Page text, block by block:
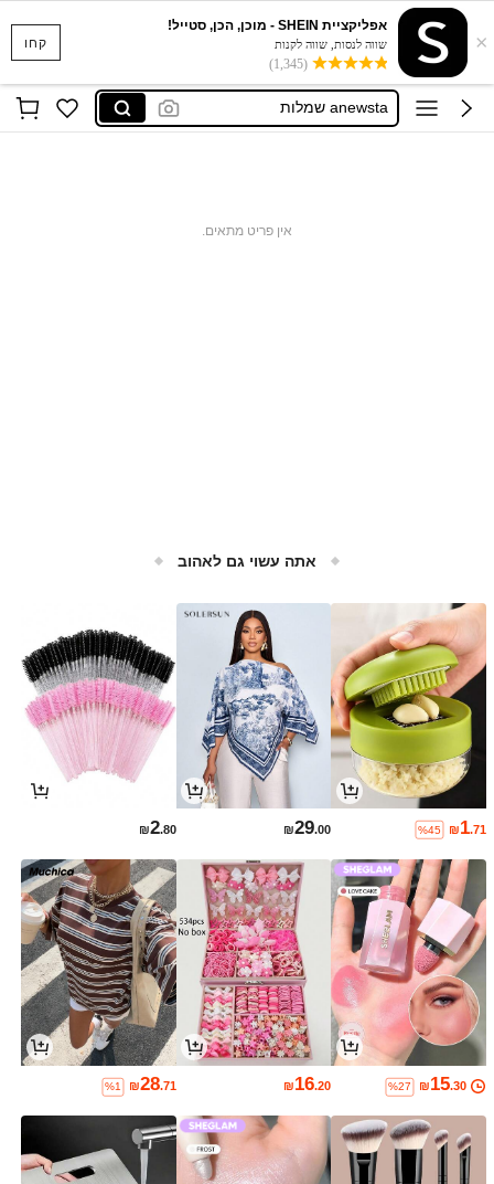
קחו ×
אפליקציית SHEIN - מוכן, הכן, סטייל!
שווה לנסות, שווה לקנות
(1,345)
חולצות נשים
硬度檢測機
anewsta שמלות
בגד ים
אין פריט מתאים.
אתה עשוי גם לאהוב
₪1.71
%45
₪29.00
₪2.80
₪15.30
%27
₪16.20
₪28.71
%1